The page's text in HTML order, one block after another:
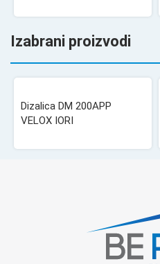
Izabrani proizvodi
Dizalica DM 200APP
VELOX IORI